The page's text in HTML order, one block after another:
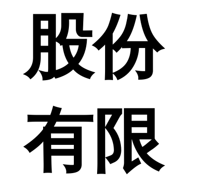
股份
有限